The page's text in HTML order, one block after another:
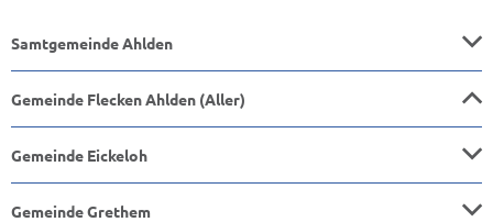
Samtgemeinde Ahlden
Gemeinde Flecken Ahlden (Aller)
Gemeinde Eickeloh
Gemeinde Grethem